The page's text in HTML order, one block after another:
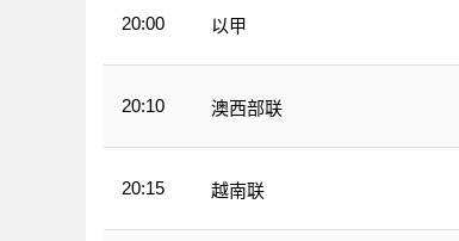
20:00 以甲
20:10 澳西部联
20:15 越南联